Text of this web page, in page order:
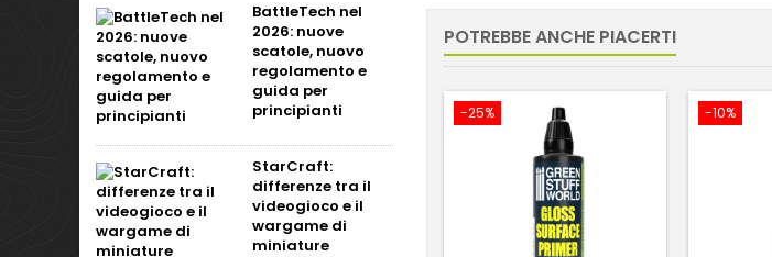
BattleTech nel
2026: nuove
scatole, nuovo
regolamento e
guida per
principianti
StarCraft:
differenze tra il
videogioco e il
wargame di
miniature
POTREBBE ANCHE PIACERTI
-25% -10%